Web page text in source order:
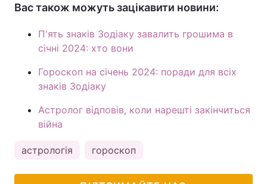
Вас також можуть зацікавити новини:
П'ять знаків Зодіаку завалить грошима в
січні 2024: хто вони
Гороскоп на січень 2024: поради для всіх
знаків Зодіаку
Астролог відповів, коли нарешті закінчиться
війна
астрологія гороскоп